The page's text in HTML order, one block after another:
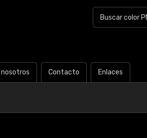
nosotros Contacto Enlaces